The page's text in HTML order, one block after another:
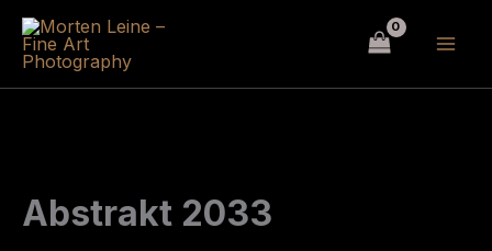
Hopp
rett
Abstrakt 2033